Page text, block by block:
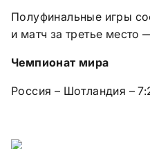
Полуфинальные игры
и матч за третье место
Чемпионат мира
Россия – Шотландия –